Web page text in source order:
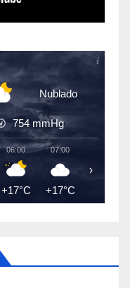
Nublado
754 mmHg
06:00
+17°C
07:00
+17°C
›